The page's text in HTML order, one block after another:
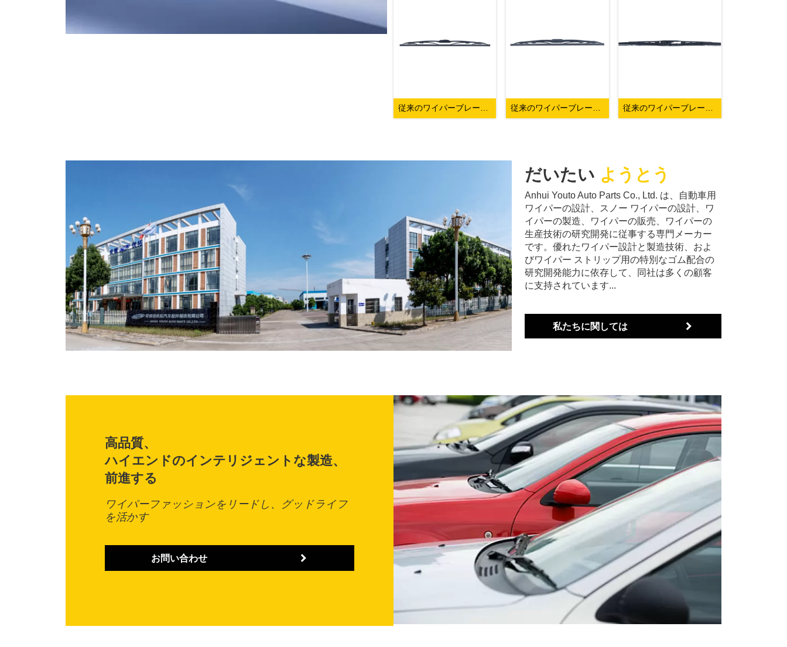
だいたい ようとう
Anhui Youto Auto Parts Co., Ltd. は、自動車用
ワイパーの設計、スノー ワイパーの設計、ワ
イパーの製造、ワイパーの販売、ワイパーの
生産技術の研究開発に従事する専門メーカー
です。優れたワイパー設計と製造技術、およ
びワイパー ストリップ用の特別なゴム配合の
研究開発能力に依存して、同社は多くの顧客
に支持されています...
私たちに関しては
高品質、
ハイエンドのインテリジェントな製造、
前進する
ワイパーファッションをリードし、グッドライフ
を活かす
お問い合わせ